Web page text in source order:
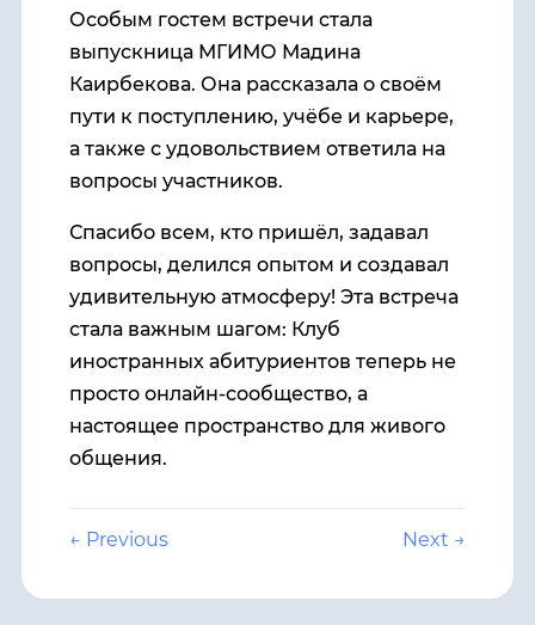
Особым гостем встречи стала
выпускница МГИМО Мадина
Каирбекова. Она рассказала о своём
пути к поступлению, учёбе и карьере,
а также с удовольствием ответила на
вопросы участников.
Спасибо всем, кто пришёл, задавал
вопросы, делился опытом и создавал
удивительную атмосферу! Эта встреча
стала важным шагом: Клуб
иностранных абитуриентов теперь не
просто онлайн-сообщество, а
настоящее пространство для живого
общения.
← Previous Next →